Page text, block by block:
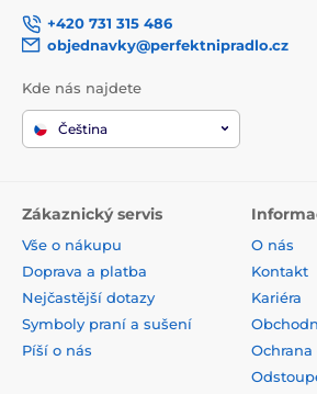
+420 731 315 486
objednavky@perfektnipradlo.cz
Kde nás najdete
Čeština
Zákaznický servis
Vše o nákupu
Doprava a platba
Nejčastější dotazy
Symboly praní a sušení
Píší o nás
O nás
Kontakt
Kariéra